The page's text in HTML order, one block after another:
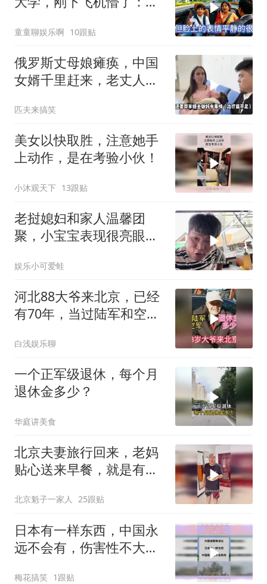
童童聊娱乐啊 10跟贴
俄罗斯丈母娘瘫痪，中国
女婿千里赶来，老丈人感
匹夫来搞笑
美女以快取胜，注意她手
上动作，是在考验小伙！
小沐观天下 13跟贴
老挝媳妇和家人温馨团
聚，小宝宝表现很亮眼，
娱乐小可爱蛙
河北88大爷来北京，已经
有70年，当过陆军和空
白浅娱乐聊
一个正军级退休，每个月
退休金多少？
华庭讲美食
北京夫妻旅行回来，老妈
贴心送来早餐，就是有点
北京魁子一家人 25跟贴
日本有一样东西，中国永
远不会有，伤害性不大侮
梅花搞笑 1跟贴